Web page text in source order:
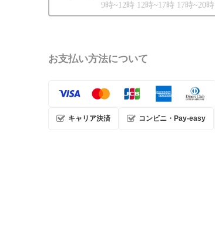
9時~12時 12時~17時 17時~20時
お支払い方法について
キャリア決済 コンビニ・Pay-easy